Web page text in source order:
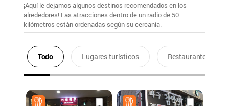
¡Aquí le dejamos algunos destinos recomendados en los
alrededores! Las atracciones dentro de un radio de 50
kilómetros están ordenadas según su cercanía.
Todo Lugares turísticos Restaurantes